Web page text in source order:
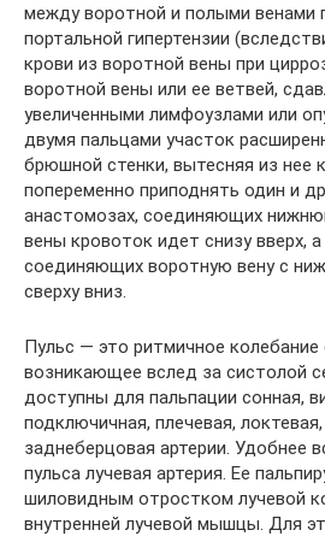
между воротной и полыми венами
портальной гипертензии
крови из воротной вены при
воротной вены или ее ветвей,
увеличенными лимфоузлами или
двумя пальцами участок
брюшной стенки, вытесняя из нее
попеременно приподнять один и
анастомозах, соединяющих
вены кровоток идет снизу вверх,
соединяющих воротную вену с
сверху вниз.
Пульс — это ритмичное колебание
возникающее вслед за систолой
доступны для пальпации сонная,
подключичная, плечевая,
заднеберцовая артерии. Удобнее
пульса лучевая артерия. Ее
шиловидным отростком лучевой
внутренней лучевой мышцы. Для